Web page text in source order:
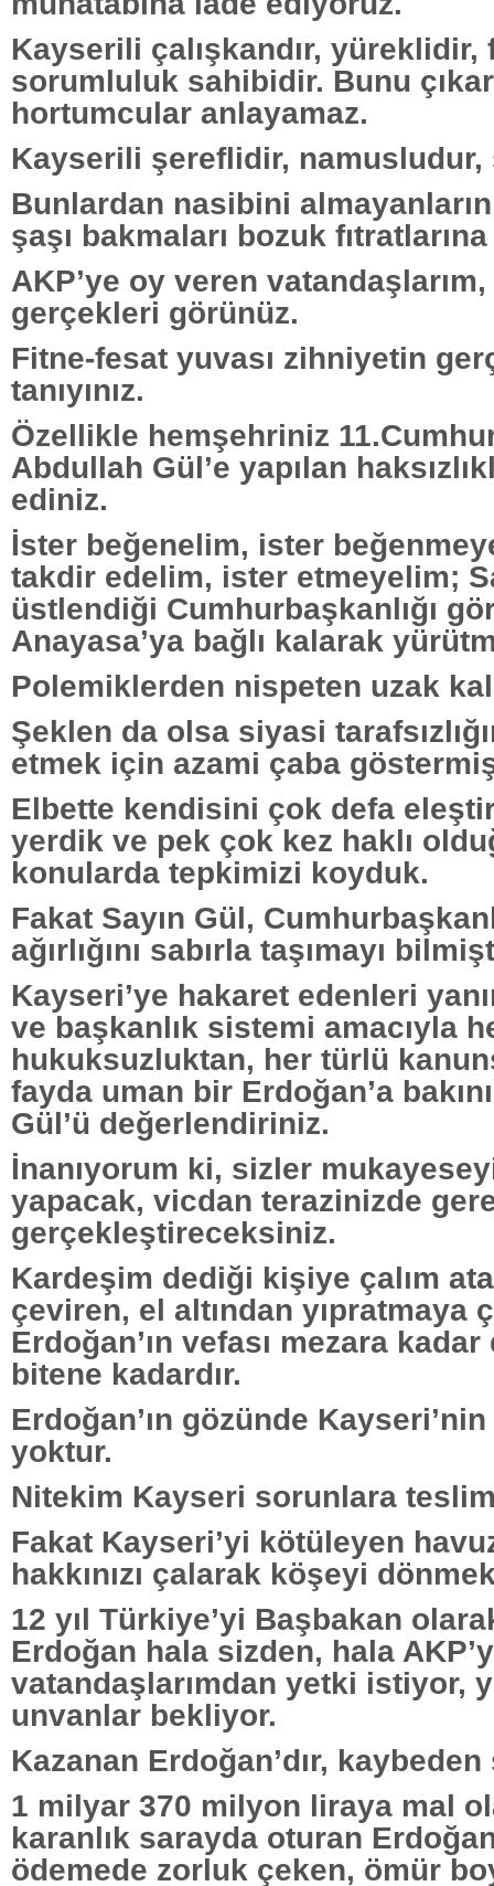
Kayserili çalışkandır, yüreklidir,
sorumluluk sahibidir. Bunu
hortumcular anlayamaz.
Kayserili şereflidir, namusludur,
Bunlardan nasibini
şaşı bakmaları bozuk
AKP’ye oy veren vatandaşlarım,
gerçekleri görünüz.
Fitne-fesat yuvası zihniyetin
tanıyınız.
Özellikle hemşehriniz
Abdullah Gül’e yapılan
ediniz.
İster beğenelim, ister
takdir edelim, ister etmeyelim;
üstlendiği Cumhurbaşkanlığı
Anayasa’ya bağlı kalarak
Polemiklerden nispeten uzak
Şeklen da olsa siyasi
etmek için azami çaba
Elbette kendisini çok defa
yerdik ve pek çok kez haklı
konularda tepkimizi koyduk.
Fakat Sayın Gül,
ağırlığını sabırla taşımayı
Kayseri’ye hakaret edenleri
ve başkanlık sistemi amacıyla
hukuksuzluktan, her türlü
fayda uman bir Erdoğan’a
Gül’ü değerlendiriniz.
İnanıyorum ki, sizler
yapacak, vicdan terazinizde
gerçekleştireceksiniz.
Kardeşim dediği kişiye çalım
çeviren, el altından yıpratmaya
Erdoğan’ın vefası mezara
bitene kadardır.
Erdoğan’ın gözünde
yoktur.
Nitekim Kayseri sorunlara
Fakat Kayseri’yi kötüleyen
hakkınızı çalarak köşeyi
12 yıl Türkiye’yi Başbakan
Erdoğan hala sizden, hala
vatandaşlarımdan yetki istiyor,
unvanlar bekliyor.
Kazanan Erdoğan’dır,
1 milyar 370 milyon liraya mal
karanlık sarayda oturan
ödemede zorluk çeken, ömür